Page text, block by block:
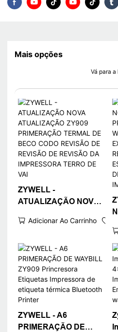
Mais opções
Vá para a
ZYWELL -
ATUALIZAÇÃO NOVA
PRIMERAÇÃO
CODO REVISÃO DE
REVISÃO DE REVISÃO
DA IMPRESSORA
TERRO DE VAI
Adicionar Ao Carrinho
ZYWELL - A6
PRIMERAÇÃO DE